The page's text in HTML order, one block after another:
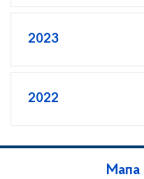
2023
2022
Мапа